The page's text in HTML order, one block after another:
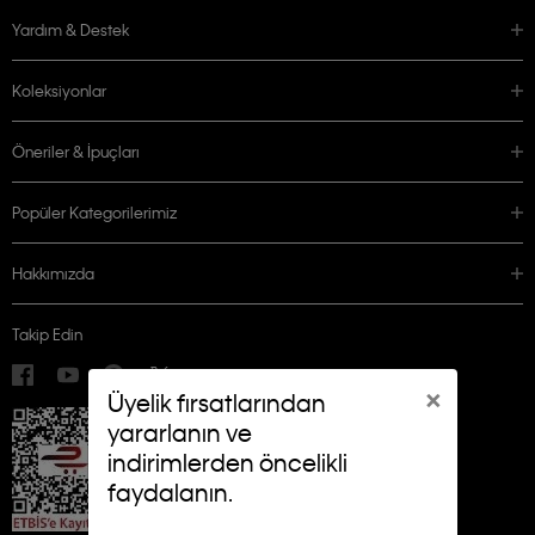
×
Üyelik fırsatlarından
yararlanın ve
indirimlerden öncelikli
faydalanın.
Yardım & Destek
Koleksiyonlar
Öneriler & İpuçları
Popüler Kategorilerimiz
Hakkımızda
Takip Edin